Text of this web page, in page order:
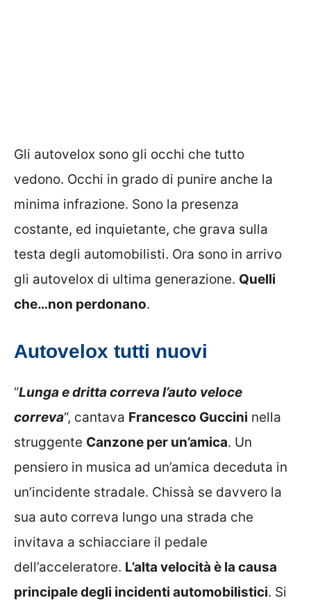
Gli autovelox sono gli occhi che tutto
vedono. Occhi in grado di punire anche la
minima infrazione. Sono la presenza
costante, ed inquietante, che grava sulla
testa degli automobilisti. Ora sono in arrivo
gli autovelox di ultima generazione. Quelli
che…non perdonano.
Autovelox tutti nuovi
“Lunga e dritta correva l’auto veloce
correva“, cantava Francesco Guccini nella
struggente Canzone per un’amica. Un
pensiero in musica ad un’amica deceduta in
un’incidente stradale. Chissà se davvero la
sua auto correva lungo una strada che
invitava a schiacciare il pedale
dell’acceleratore. L’alta velocità è la causa
principale degli incidenti automobilistici. Si